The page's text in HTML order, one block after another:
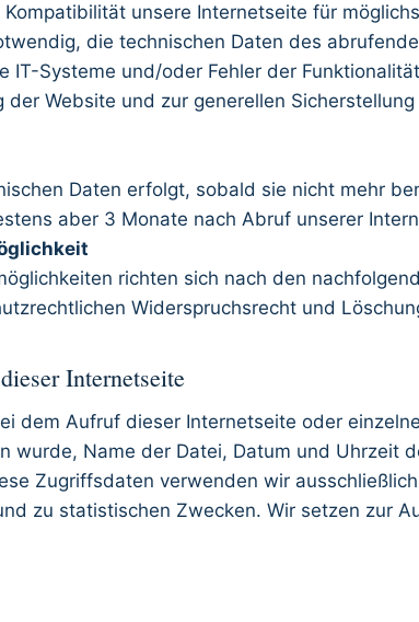
unsere Internetseite für
die technischen Daten des
IT-Systeme und/oder Fehler der
Website und zur generellen
Daten erfolgt, sobald sie nicht mehr
aber 3 Monate nach Abruf unserer
richten sich nach den
Widerspruchsrecht und
Internetseite
dem Aufruf dieser Internetseite oder
wurde, Name der Datei, Datum und Uhrzeit
Zugriffsdaten verwenden wir
zu statistischen Zwecken. Wir setzen zur